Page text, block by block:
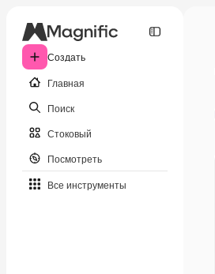
Создать
Главная
Поиск
Стоковый
Посмотреть
Все инструменты